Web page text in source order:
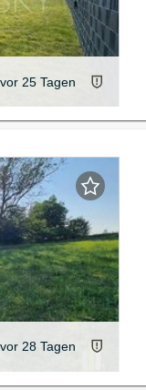
vor 25 Tagen
vor 28 Tagen